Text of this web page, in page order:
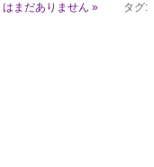
はまだありません » タグ: